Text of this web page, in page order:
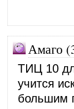
Амаго
ТИЦ 10
учится
большим